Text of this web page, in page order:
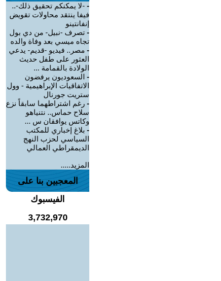
- -لا يمكنكم تحقيق ذلك-..
فيفا ينتقد محاولات تقويض
إنفانتينو
- تصرف -نبيل- من دي بول
تجاه ميسي بعد وفاة والده
- مصر.. فيديو -قديم- يدعي
العثور على طفل حديث
الولادة بالقمامة ...
- السعوديون يرفضون
الاتفاقيات الإبراهيمية - وول
ستريت جورنال
- رغم اشتراطهما سابقاً نزع
سلاح حماس.. نتنياهو
وكاتس يوافقان س ...
- بلاغ إخباري للمكتب
السياسي لحزب النهج
الديمقراطي العمالي
المزيد.....
المعجبين بنا على
الفيسبوك
3,732,970